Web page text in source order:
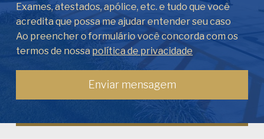
Exames, atestados, apólice, etc. e tudo que você
acredita que possa me ajudar entender seu caso
Ao preencher o formulário você concorda com os
termos de nossa política de privacidade